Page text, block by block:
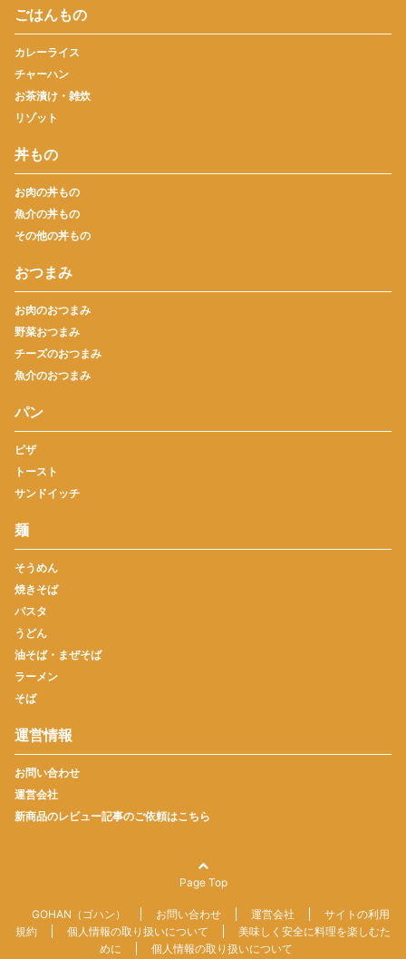
ごはんもの
カレーライス
チャーハン
お茶漬け・雑炊
リゾット
丼もの
お肉の丼もの
魚介の丼もの
その他の丼もの
おつまみ
お肉のおつまみ
野菜おつまみ
チーズのおつまみ
魚介のおつまみ
パン
ピザ
トースト
サンドイッチ
麺
そうめん
焼きそば
パスタ
うどん
油そば・まぜそば
ラーメン
そば
運営情報
お問い合わせ
運営会社
新商品のレビュー記事のご依頼はこちら
Page Top
GOHAN（ゴハン） お問い合わせ 運営会社
サイトの利用
規約
個人情報の取り扱いについて
美味しく安全に料理を楽しむた
めに
個人情報の取り扱いについて